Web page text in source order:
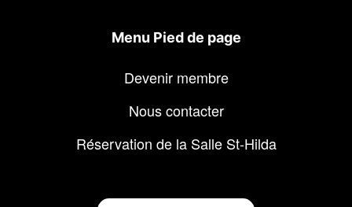
Menu Pied de page
Devenir membre
Nous contacter
Réservation de la Salle St-Hilda